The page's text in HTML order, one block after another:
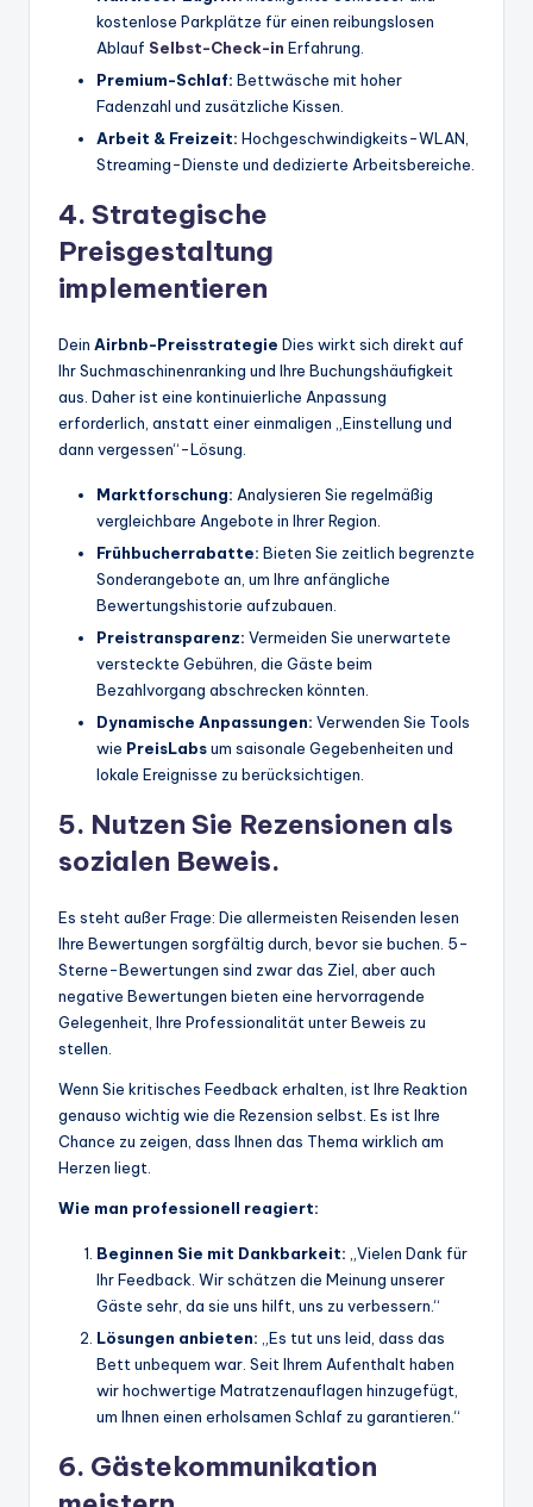
kostenlose Parkplätze für einen reibungslosen
Ablauf Selbst-Check-in Erfahrung.
Premium-Schlaf: Bettwäsche mit hoher
Fadenzahl und zusätzliche Kissen.
Arbeit & Freizeit: Hochgeschwindigkeits-WLAN,
Streaming-Dienste und dedizierte Arbeitsbereiche.
4. Strategische
Preisgestaltung
implementieren
Dein Airbnb-Preisstrategie Dies wirkt sich direkt auf
Ihr Suchmaschinenranking und Ihre Buchungshäufigkeit
aus. Daher ist eine kontinuierliche Anpassung
erforderlich, anstatt einer einmaligen „Einstellung und
dann vergessen“-Lösung.
Marktforschung: Analysieren Sie regelmäßig
vergleichbare Angebote in Ihrer Region.
Frühbucherrabatte: Bieten Sie zeitlich begrenzte
Sonderangebote an, um Ihre anfängliche
Bewertungshistorie aufzubauen.
Preistransparenz: Vermeiden Sie unerwartete
versteckte Gebühren, die Gäste beim
Bezahlvorgang abschrecken könnten.
Dynamische Anpassungen: Verwenden Sie Tools
wie PreisLabsum saisonale Gegebenheiten und
lokale Ereignisse zu berücksichtigen.
5. Nutzen Sie Rezensionen als
sozialen Beweis.
Es steht außer Frage: Die allermeisten Reisenden lesen
Ihre Bewertungen sorgfältig durch, bevor sie buchen. 5-
Sterne-Bewertungen sind zwar das Ziel, aber auch
negative Bewertungen bieten eine hervorragende
Gelegenheit, Ihre Professionalität unter Beweis zu
stellen.
Wenn Sie kritisches Feedback erhalten, ist Ihre Reaktion
genauso wichtig wie die Rezension selbst. Es ist Ihre
Chance zu zeigen, dass Ihnen das Thema wirklich am
Herzen liegt.
Wie man professionell reagiert:
Beginnen Sie mit Dankbarkeit: „Vielen Dank für
Ihr Feedback. Wir schätzen die Meinung unserer
Gäste sehr, da sie uns hilft, uns zu verbessern.“
Lösungen anbieten: „Es tut uns leid, dass das
Bett unbequem war. Seit Ihrem Aufenthalt haben
wir hochwertige Matratzenauflagen hinzugefügt,
um Ihnen einen erholsamen Schlaf zu garantieren.“
6. Gästekommunikation